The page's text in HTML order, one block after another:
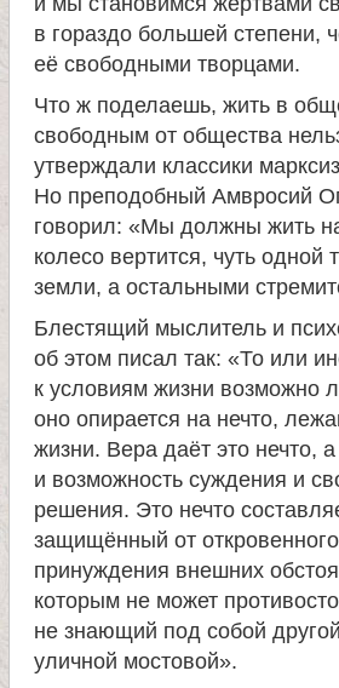
в гораздо большей степени,
её свободными творцами.
Что ж поделаешь, жить в
свободным от общества
утверждали классики
Но преподобный Амвросий
говорил: «Мы должны жить
колесо вертится, чуть одной
земли, а остальными
Блестящий мыслитель и
об этом писал так: «То или
к условиям жизни возможно
оно опирается на нечто,
жизни. Вера даёт это нечто, а
и возможность суждения и
решения. Это нечто
защищённый от
принуждения внешних
которым не может
не знающий под собой
уличной мостовой».